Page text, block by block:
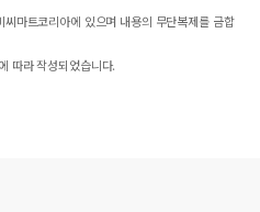
마트코리아에 있으며 내용의 무단복제를 금합
따라 작성되었습니다.